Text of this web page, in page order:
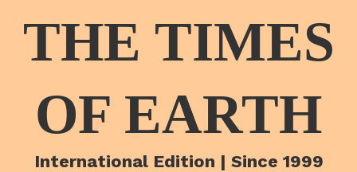
THE TIMES
OF EARTH
International Edition | Since 1999